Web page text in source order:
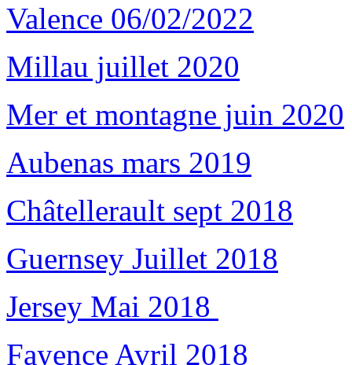
Valence 06/02/2022
Millau juillet 2020
Mer et montagne juin 2020
Aubenas mars 2019
Châtellerault sept 2018
Guernsey Juillet 2018
Jersey Mai 2018
Fayence Avril 2018